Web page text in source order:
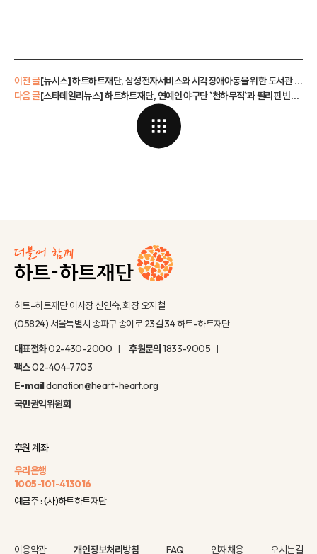
이전 글
[뉴시스] 하트하트재단, 삼성전자서비스와 시각장애아동을 위한 도서관 건립
[스타데일리뉴스] 하트하트재단, 연예인 야구단 `천하무적`과 필리핀 빈민촌에 의류 전달
다음 글
하트-하트재단 이사장 신인숙, 회장 오지철
(05824) 서울특별시 송파구 송이로 23길 34 하트-하트재단
대표전화02-430-2000 후원문의1833-9005
팩스02-404-7703
E-maildonation@heart-heart.org
국민권익위원회
후원 계좌
우리은행
1005-101-413016
예금주 : (사)하트하트재단
이용약관 개인정보처리방침 FAQ 인재채용 오시는길